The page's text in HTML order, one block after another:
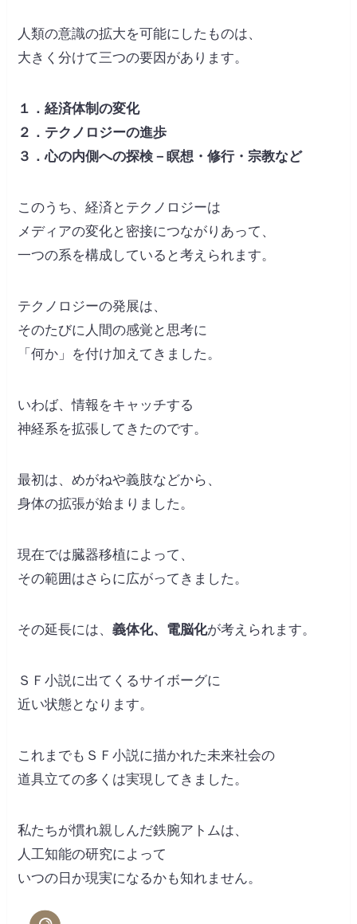
人類の意識の拡大を可能にしたものは、
大きく分けて三つの要因があります。
１．経済体制の変化
２．テクノロジーの進歩
３．心の内側への探検－瞑想・修行・宗教など
このうち、経済とテクノロジーは
メディアの変化と密接につながりあって、
一つの系を構成していると考えられます。
テクノロジーの発展は、
そのたびに人間の感覚と思考に
「何か」を付け加えてきました。
いわば、情報をキャッチする
神経系を拡張してきたのです。
最初は、めがねや義肢などから、
身体の拡張が始まりました。
現在では臓器移植によって、
その範囲はさらに広がってきました。
その延長には、義体化、電脳化が考えられます。
ＳＦ小説に出てくるサイボーグに
近い状態となります。
これまでもＳＦ小説に描かれた未来社会の
道具立ての多くは実現してきました。
私たちが慣れ親しんだ鉄腕アトムは、
人工知能の研究によって
いつの日か現実になるかも知れません。